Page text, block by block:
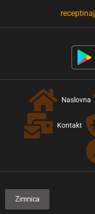
Naslovna
Kontakt
Zimnica